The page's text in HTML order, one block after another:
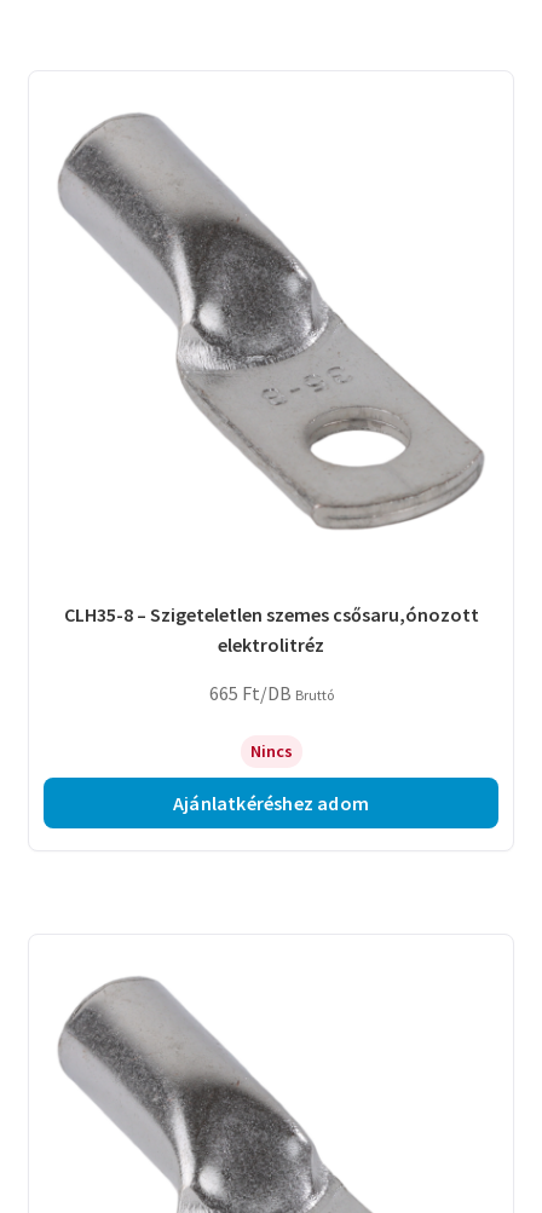
CLH35-8 – Szigeteletlen szemes csősaru,ónozott
elektrolitréz
665 Ft/DB Bruttó
Nincs
Ajánlatkéréshez adom